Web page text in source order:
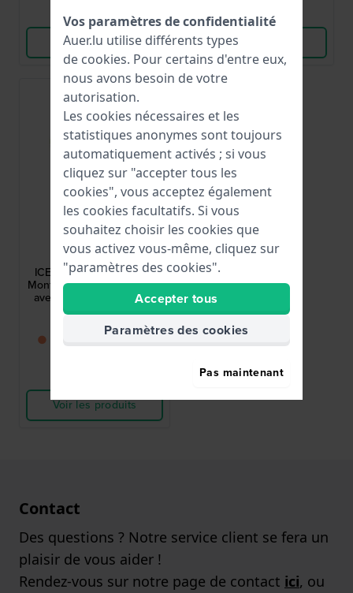
Voir les produits
Comparer
Voir les produits
Ice-Watch
024004
ICE digit explorer 40 mm
Montre numérique à quartz
avec bracelet en silicone
49,00 €
● Bientôt de retour en
Voir les produits
Contact
Des questions ? Notre service client se fera un
plaisir de vous aider !
Rendez-vous sur notre page de contact ici, ou
Vos paramètres de confidentialité
Auer.lu utilise différents types
de cookies. Pour certains d'entre eux,
nous avons besoin de votre
autorisation.
Les cookies nécessaires et les
statistiques anonymes sont toujours
automatiquement activés ; si vous
cliquez sur "accepter tous les
cookies", vous acceptez également
les cookies facultatifs. Si vous
souhaitez choisir les cookies que
vous activez vous-même, cliquez sur
"paramètres des cookies".
Accepter tous
Paramètres des cookies
Pas maintenant